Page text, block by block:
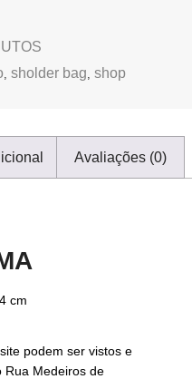
, sholder bag, shop
Avaliações (0)
cm
podem ser vistos e
Rua Medeiros de